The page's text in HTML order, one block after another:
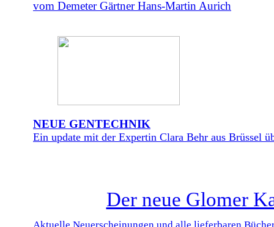
vom Demeter Gärtner Hans-Martin Aurich
NEUE GENTECHNIK
Ein update mit der Expertin Clara Behr aus Brüssel
Der neue Glomer